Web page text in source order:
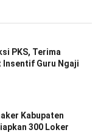
PKS, Terima
Insentif Guru Ngaji
Kabupaten
300 Loker